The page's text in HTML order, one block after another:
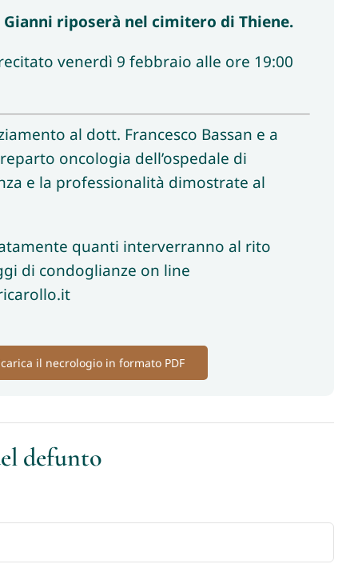
Gianni riposerà nel cimitero di Thiene.
venerdì 9 febbraio alle ore 19:00
al dott. Francesco Bassan e a
oncologia dell’ospedale di
e la professionalità dimostrate al
quanti interverranno al rito
di condoglianze on line
il necrologio in formato PDF
defunto